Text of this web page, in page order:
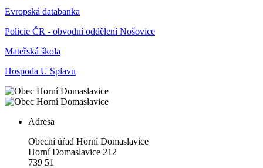
Evropská databanka
Policie ČR - obvodní oddělení Nošovice
Mateřská škola
Hospoda U Splavu
Adresa
Obecní úřad Horní Domaslavice
Horní Domaslavice 212
739 51